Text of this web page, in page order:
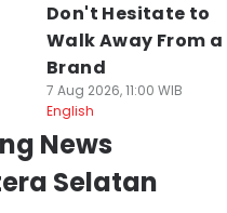
Don't Hesitate to
Walk Away From a
Brand
7 Aug 2026, 11:00 WIB
English
News
Selatan